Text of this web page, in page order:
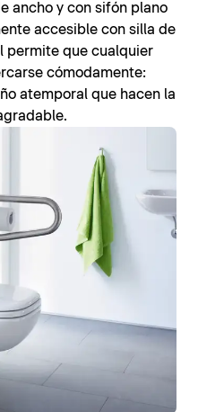
ancho y con sifón plano
accesible con silla de
permite que cualquier
cómodamente:
atemporal que hacen la